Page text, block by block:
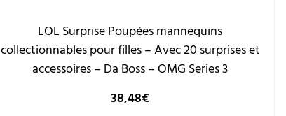
LOL Surprise Poupées mannequins
collectionnables pour filles – Avec 20 surprises et
accessoires – Da Boss – OMG Series 3
38,48€